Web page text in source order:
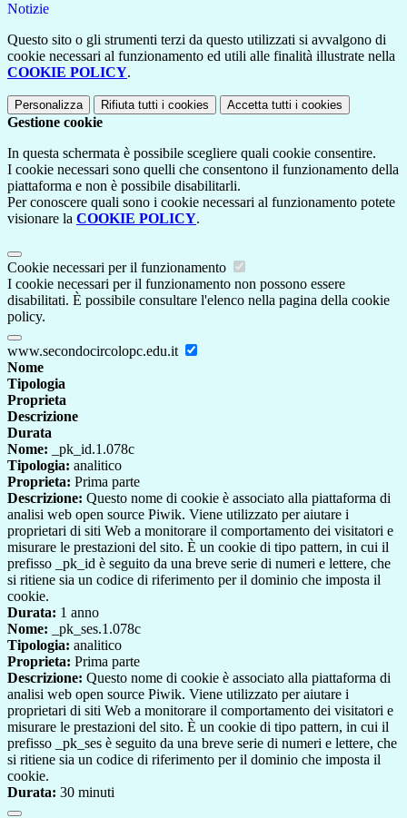
Notizie
Questo sito o gli strumenti terzi da questo utilizzati si avvalgono di
cookie necessari al funzionamento ed utili alle finalità illustrate nella
COOKIE POLICY.
Personalizza Rifiuta tutti i cookies Accetta tutti i cookies
Gestione cookie
In questa schermata è possibile scegliere quali cookie consentire.
I cookie necessari sono quelli che consentono il funzionamento della
piattaforma e non è possibile disabilitarli.
Per conoscere quali sono i cookie necessari al funzionamento potete
visionare la COOKIE POLICY.
Cookie necessari per il funzionamento
I cookie necessari per il funzionamento non possono essere
disabilitati. È possibile consultare l'elenco nella pagina della cookie
policy.
www.secondocircolopc.edu.it
Nome
Tipologia
Proprieta
Descrizione
Durata
Nome: _pk_id.1.078c
Tipologia: analitico
Proprieta: Prima parte
Descrizione: Questo nome di cookie è associato alla piattaforma di
analisi web open source Piwik. Viene utilizzato per aiutare i
proprietari di siti Web a monitorare il comportamento dei visitatori e
misurare le prestazioni del sito. È un cookie di tipo pattern, in cui il
prefisso _pk_id è seguito da una breve serie di numeri e lettere, che
si ritiene sia un codice di riferimento per il dominio che imposta il
cookie.
Durata: 1 anno
Nome: _pk_ses.1.078c
Tipologia: analitico
Proprieta: Prima parte
Descrizione: Questo nome di cookie è associato alla piattaforma di
analisi web open source Piwik. Viene utilizzato per aiutare i
proprietari di siti Web a monitorare il comportamento dei visitatori e
misurare le prestazioni del sito. È un cookie di tipo pattern, in cui il
prefisso _pk_ses è seguito da una breve serie di numeri e lettere, che
si ritiene sia un codice di riferimento per il dominio che imposta il
cookie.
Durata: 30 minuti